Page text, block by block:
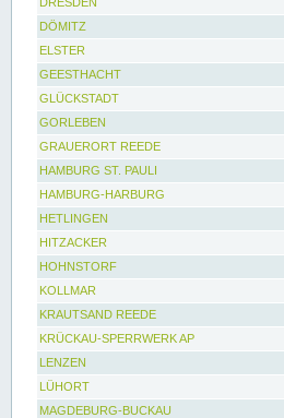
DÖMITZ
ELSTER
GEESTHACHT
GLÜCKSTADT
GORLEBEN
GRAUERORT REEDE
HAMBURG ST. PAULI
HAMBURG-HARBURG
HETLINGEN
HITZACKER
HOHNSTORF
KOLLMAR
KRAUTSAND REEDE
KRÜCKAU-SPERRWERK AP
LENZEN
LÜHORT
MAGDEBURG-BUCKAU